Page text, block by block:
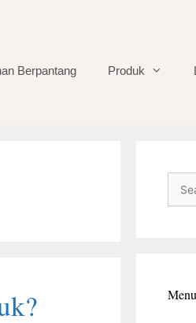
Berpantang Produk
for:
Menu